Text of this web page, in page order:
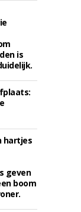
is
hartjes
geven
boom